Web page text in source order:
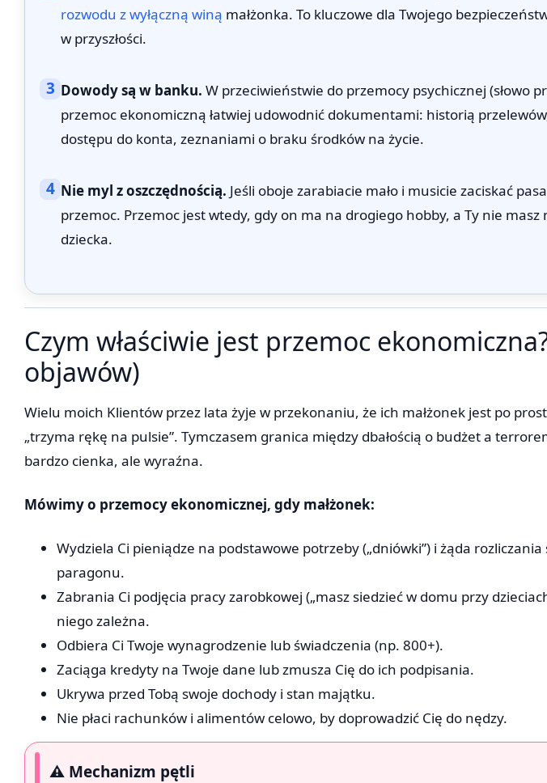
rozwodu z wyłączną winą małżonka. To kluczowe dla Twojego
w przyszłości.
3 Dowody są w banku. W przeciwieństwie do przemocy psychicznej (słowo
przemoc ekonomiczną łatwiej udowodnić dokumentami: historią
dostępu do konta, zeznaniami o braku środków na życie.
4 Nie myl z oszczędnością. Jeśli oboje zarabiacie mało i musicie zaciskać
przemoc. Przemoc jest wtedy, gdy on ma na drogiego hobby, a Ty nie masz
dziecka.
Czym właściwie jest przemoc
objawów)
Wielu moich Klientów przez lata żyje w przekonaniu, że ich małżonek jest po
„trzyma rękę na pulsie”. Tymczasem granica między dbałością o budżet a
bardzo cienka, ale wyraźna.
Mówimy o przemocy ekonomicznej, gdy małżonek:
Wydziela Ci pieniądze na podstawowe potrzeby („dniówki”) i żąda rozliczania
paragonu.
Zabrania Ci podjęcia pracy zarobkowej („masz siedzieć w domu przy
niego zależna.
Odbiera Ci Twoje wynagrodzenie lub świadczenia (np. 800+).
Zaciąga kredyty na Twoje dane lub zmusza Cię do ich podpisania.
Ukrywa przed Tobą swoje dochody i stan majątku.
Nie płaci rachunków i alimentów celowo, by doprowadzić Cię do nędzy.
⚠️ Mechanizm pętli